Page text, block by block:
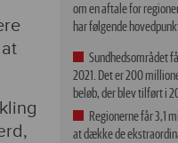
om en aftale for
har følgende
Sundhedsområdet
2021. Det er 200
beløb, der blev tilført i
Regionerne får 3,1
at dække de